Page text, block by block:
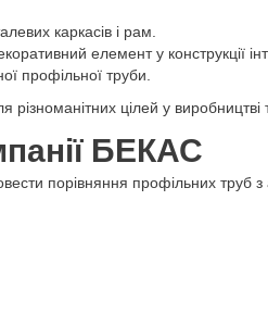
каркасів і рам.
елемент у конструкції
профільної труби.
цілей у виробництві
БЕКАС
порівняння профільних труб